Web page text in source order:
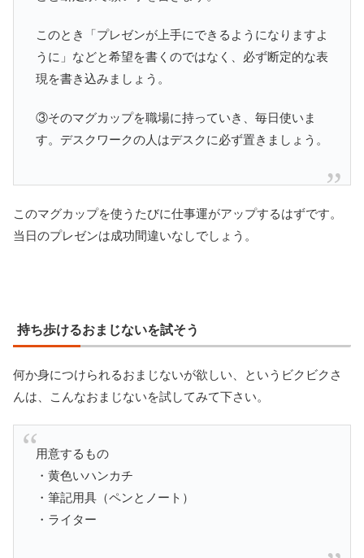
このとき「プレゼンが上手にできるようになりますよ
うに」などと希望を書くのではなく、必ず断定的な表
現を書き込みましょう。
③そのマグカップを職場に持っていき、毎日使いま
す。デスクワークの人はデスクに必ず置きましょう。
このマグカップを使うたびに仕事運がアップするはずです。
当日のプレゼンは成功間違いなしでしょう。
持ち歩けるおまじないを試そう
何か身につけられるおまじないが欲しい、というビクビクさ
んは、こんなおまじないを試してみて下さい。
用意するもの
・黄色いハンカチ
・筆記用具（ペンとノート）
・ライター